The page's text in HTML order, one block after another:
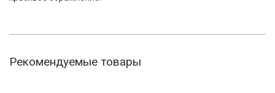
Рекомендуемые товары